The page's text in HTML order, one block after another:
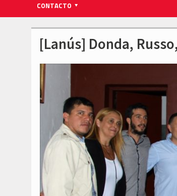
CONTACTO
[Lanús] Donda,